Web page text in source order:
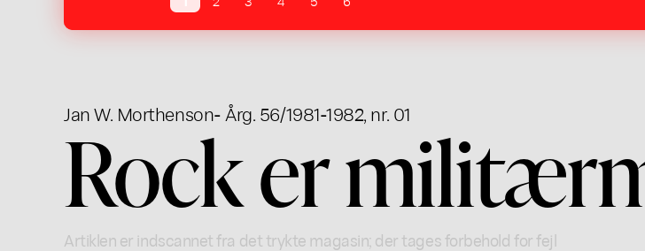
Jan W. Morthenson- Årg. 56/1981-1982, nr. 01
Rock er
Artiklen er indscannet fra det trykte magasin; der tages forbehold for fejl